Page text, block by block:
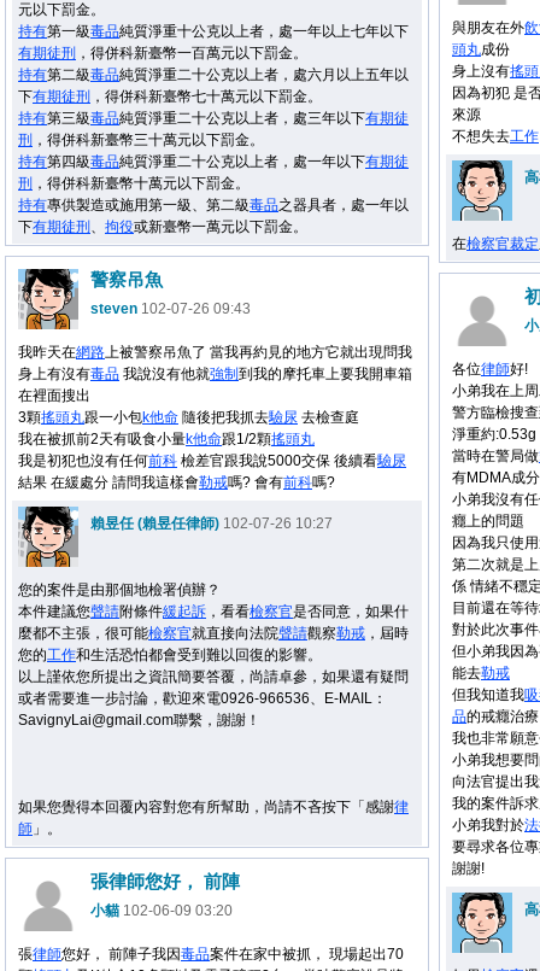
元以下罰金。
持有第一級毒品純質淨重十公克以上者，處一年以上七年以下
有期徒刑 ，得併科新臺幣一百萬元以下罰金。
持有第二級毒品純質淨重二十公克以上者，處六月以上五年以
下有期徒刑 ，得併科新臺幣七十萬元以下罰金。
持有第三級毒品純質淨重二十公克以上者，處三年以下有期徒
刑 ，得併科新臺幣三十萬元以下罰金。
持有第四級毒品純質淨重二十公克以上者，處一年以下有期徒
刑 ，得併科新臺幣十萬元以下罰金。
持有專供製造或施用第一級、第二級毒品之器具者，處一年以
下有期徒刑 、 拘役或新臺幣一萬元以下罰金。
與朋友在外
頭丸成份
身上沒有搖
因為初犯 是
來源
不想失去工作
在檢察官裁定
警察吊魚
steven 102-07-26 09:43
我昨天在網路上被警察吊魚了 當我再約見的地方它就出現問我
身上有沒有毒品 我說沒有他就強制 到我的摩托車上要我開車箱
在裡面搜出
3顆搖頭丸跟一小包k他命 隨後把我抓去驗尿 去檢查庭
我在被抓前2天有吸食小量k他命跟1/2顆搖頭丸
我是初犯也沒有任何前科 檢差官跟我說5000交保 後續看驗尿
結果 在緩處分 請問我這樣會勒戒嗎? 會有前科嗎?
賴昱任 (賴昱任律師) 102-07-26 10:27
您的案件是由那個地檢署偵辦？
本件建議您聲請附條件緩起訴 ，看看檢察官是否同意，如果什
麼都不主張，很可能檢察官就直接向法院聲請觀察勒戒 ，屆時
您的工作和生活恐怕都會受到難以回復的影響。
以上謹依您所提出之資訊簡要答覆，尚請卓參，如果還有疑問
或者需要進一步討論，歡迎來電0926-966536、E-MAIL：
SavignyLai@gmail.com聯繫，謝謝！
如果您覺得本回覆內容對您有所幫助，尚請不吝按下「感謝律
師 」。
各位律師好!
小弟我在上
警方臨檢搜
淨重約:0.53g
當時在警局做
有MDMA成
小弟我沒有
癮上的問題
因為我只使
第二次就是
係 情緒不穩
目前還在等
對於此次事
但小弟我因
能去勒戒
但我知道我
品的戒癮治療
我也非常願
小弟我想要
向法官提出
我的案件訴
小弟我對於
要尋求各位
謝謝!
張律師您好， 前陣
小貓 102-06-09 03:20
張律師您好， 前陣子我因毒品案件在家中被抓， 現場起出70